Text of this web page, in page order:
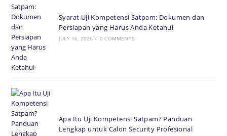
Syarat Uji Kompetensi Satpam: Dokumen dan
Persiapan yang Harus Anda Ketahui
JULY 16, 2026 / 0 COMMENTS
Apa Itu Uji Kompetensi Satpam? Panduan
Lengkap untuk Calon Security Profesional